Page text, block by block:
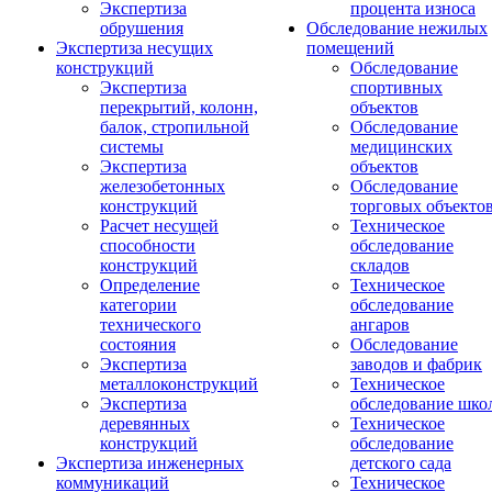
Экспертиза
обрушения
Экспертиза несущих
конструкций
Экспертиза
перекрытий, колонн,
балок, стропильной
системы
Экспертиза
железобетонных
конструкций
Расчет несущей
способности
конструкций
Определение
категории
технического
состояния
Экспертиза
металлоконструкций
Экспертиза
деревянных
конструкций
Экспертиза инженерных
коммуникаций
процента износа
Обследование нежилых
помещений
Обследование
спортивных
объектов
Обследование
медицинских
объектов
Обследование
торговых
Техническое
обследование
складов
Техническое
обследование
ангаров
Обследование
заводов и фабрик
Техническое
обследование
Техническое
обследование
детского сада
Техническое